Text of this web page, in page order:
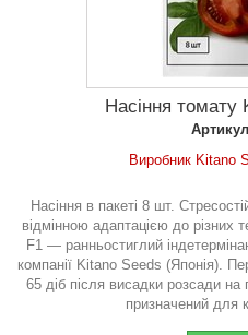
Насіння томату
Виробник Kitano
Насіння в пакеті 8 шт.
відмінною адаптацією до різних
F1 — ранньостиглий
компанії Kitano Seeds (Японія).
65 діб після висадки розсади на
призначений для